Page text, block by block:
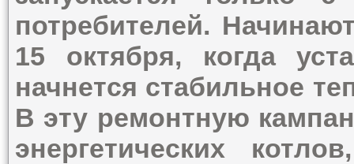
потребителей.
15 октября, когда
начнется стабильное
В эту ремонтную
энергетических